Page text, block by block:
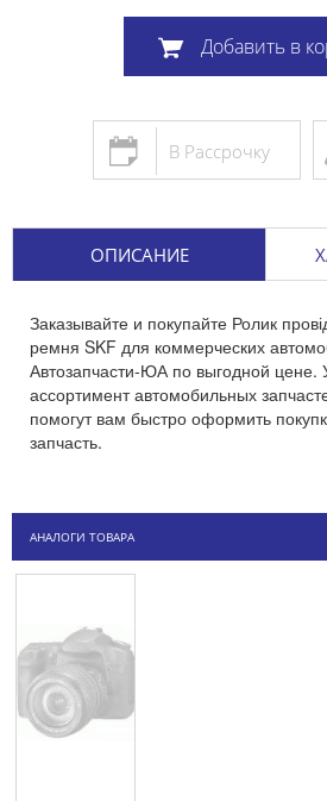
Добавить в
В Рассрочку
ОПИСАНИЕ
Заказывайте и покупайте Ролик
ремня SKF для коммерческих
Автозапчасти-ЮА по выгодной цене.
ассортимент автомобильных
помогут вам быстро оформить
запчасть.
АНАЛОГИ ТОВАРА